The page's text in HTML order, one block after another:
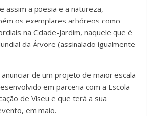
assim a poesia e a natureza,
os exemplares arbóreos como
na Cidade-Jardim, naquele que é
da Árvore (assinalado igualmente
de um projeto de maior escala
em parceria com a Escola
de Viseu e que terá a sua
em maio.